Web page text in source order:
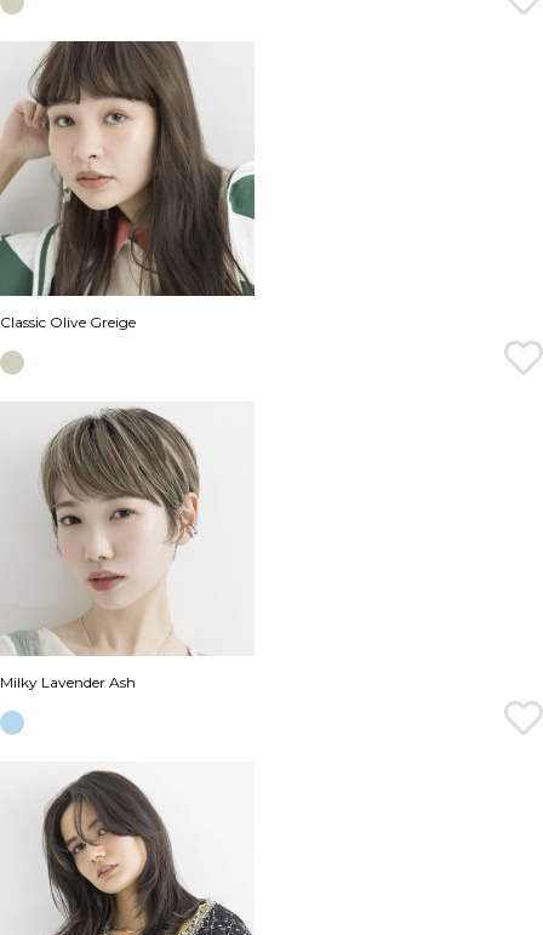
Classic Olive Greige
Milky Lavender Ash